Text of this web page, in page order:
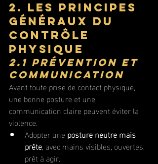
2. Les principes
généraux du
contrôle
physique
2.1 Prévention et
communication
Avant toute prise de contact physique,
une bonne posture et une
communication claire peuvent éviter la
violence.
Adopter une posture neutre mais
prête, avec mains visibles, ouvertes,
prêt à agir.